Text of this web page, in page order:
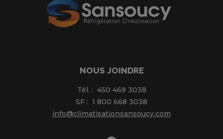
NOUS JOINDRE
Tél. : 450 469 3038
SF : 1 800 668 3038
info@climatisationsansoucy.com